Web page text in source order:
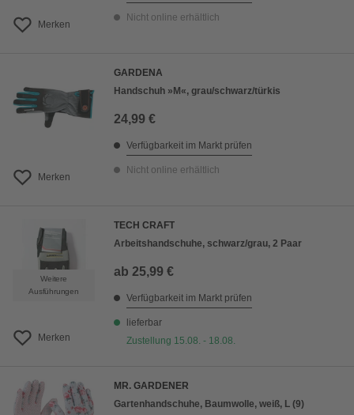
Merken
Nicht online erhältlich
Merken
GARDENA
Handschuh »M«, grau/schwarz/türkis
24,99 €
Verfügbarkeit im Markt prüfen
Nicht online erhältlich
Weitere
Ausführungen
Merken
TECH CRAFT
Arbeitshandschuhe, schwarz/grau, 2 Paar
ab 25,99 €
Verfügbarkeit im Markt prüfen
lieferbar
Zustellung 15.08. - 18.08.
MR. GARDENER
Gartenhandschuhe, Baumwolle, weiß, L (9)